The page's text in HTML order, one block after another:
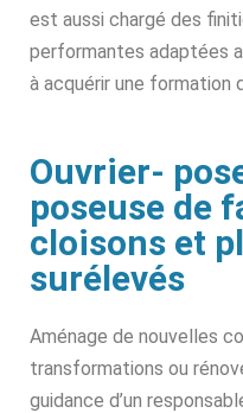
est aussi chargé des
performantes adaptées
à acquérir une formation
Ouvrier-
poseuse de
cloisons et
surélevés
Aménage de nouvelles
transformations ou
guidance d’un